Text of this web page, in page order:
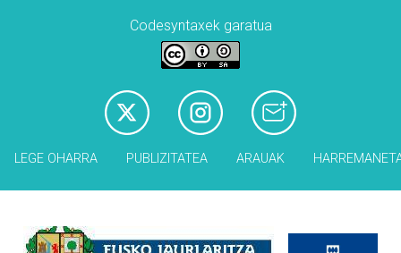
Codesyntaxek garatua
LEGE OHARRA PUBLIZITATEA ARAUAK